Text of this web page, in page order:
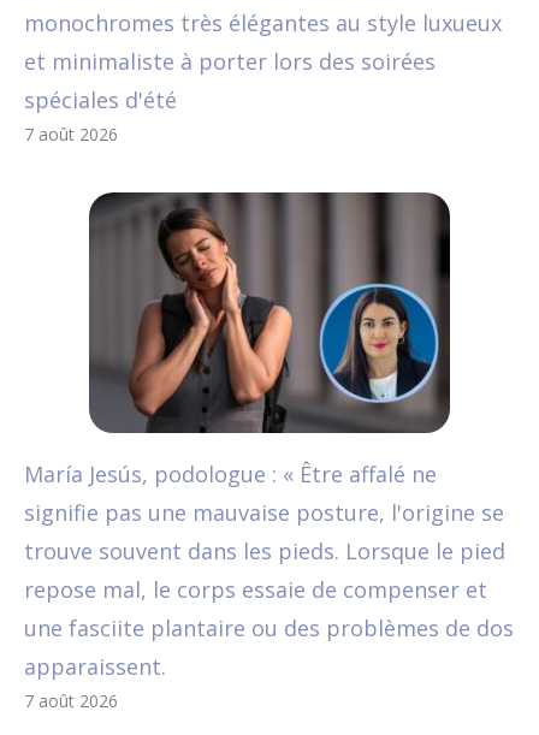
monochromes très élégantes au style luxueux
et minimaliste à porter lors des soirées
spéciales d'été
7 août 2026
María Jesús, podologue : « Être affalé ne
signifie pas une mauvaise posture, l'origine se
trouve souvent dans les pieds. Lorsque le pied
repose mal, le corps essaie de compenser et
une fasciite plantaire ou des problèmes de dos
apparaissent.
7 août 2026